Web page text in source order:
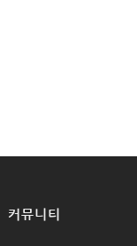
커뮤니티